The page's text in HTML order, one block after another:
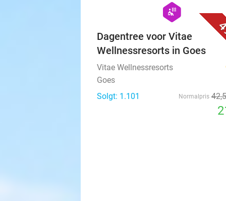
hexagon
wellness
Dagentree voor Vitae
Wellnessresorts in Goes
Vitae Wellnessresorts
Goes
Solgt: 1.101
Normalpris 42